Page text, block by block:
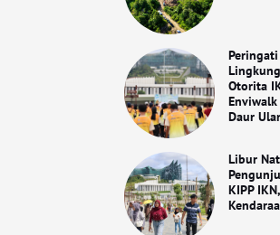
Otorita
Enviwalk
Daur
Libur
KIPP